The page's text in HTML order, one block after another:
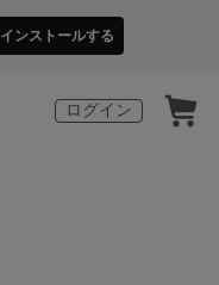
インストールする
ログイン